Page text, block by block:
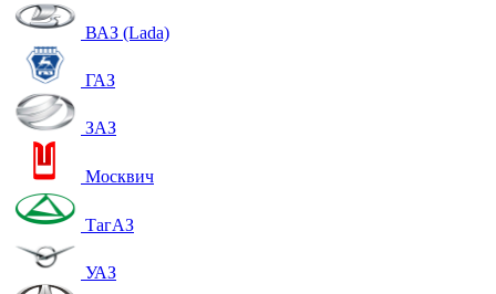
ВАЗ (Lada)
ГАЗ
ЗАЗ
Москвич
ТагАЗ
УАЗ